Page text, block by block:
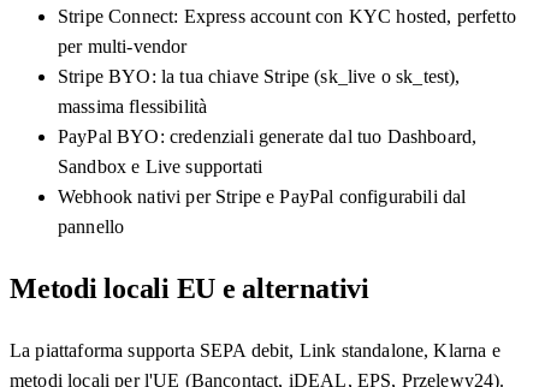
Stripe Connect: Express account con KYC hosted, perfetto
per multi-vendor
Stripe BYO: la tua chiave Stripe (sk_live o sk_test),
massima flessibilità
PayPal BYO: credenziali generate dal tuo Dashboard,
Sandbox e Live supportati
Webhook nativi per Stripe e PayPal configurabili dal
pannello
Metodi locali EU e alternativi
La piattaforma supporta SEPA debit, Link standalone, Klarna e
metodi locali per l'UE (Bancontact, iDEAL, EPS, Przelewy24).